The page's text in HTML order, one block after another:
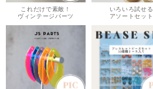
これだけで素敵！
ヴィンテージパーツ
いろいろ試せる
アソートセット